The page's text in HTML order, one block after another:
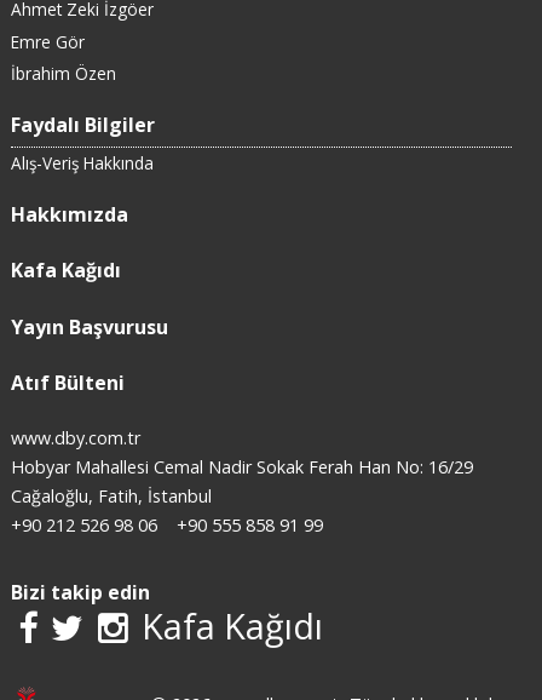
Ahmet Zeki İzgöer
Emre Gör
İbrahim Özen
Faydalı Bilgiler
Alış-Veriş Hakkında
Hakkımızda
Kafa Kağıdı
Yayın Başvurusu
Atıf Bülteni
www.dby.com.tr
Hobyar Mahallesi Cemal Nadir Sokak Ferah Han No: 16/29
Cağaloğlu, Fatih, İstanbul
+90 212 526 98 06
+90 555 858 91 99
Bizi takip edin
Kafa Kağıdı